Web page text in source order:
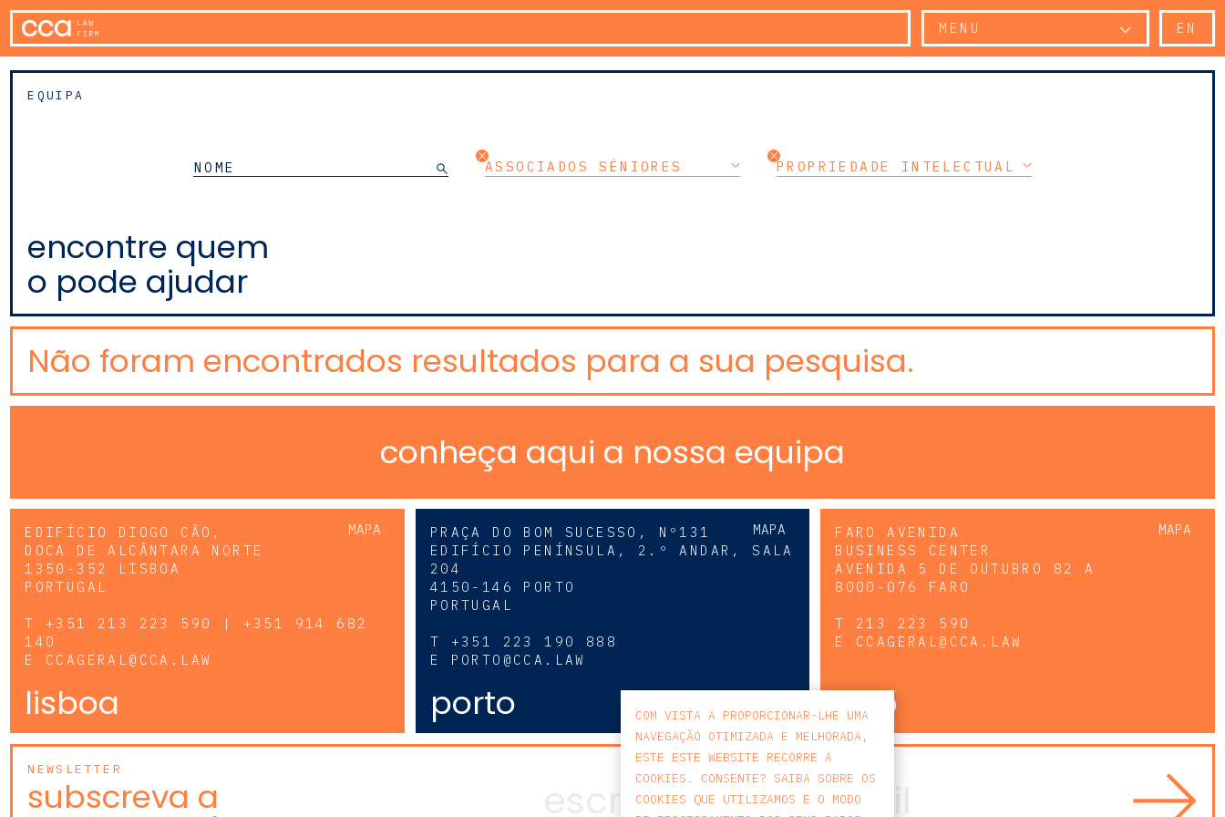
MENU EN
EQUIPA
ASSOCIADOS SÉNIORES PROPRIEDADE INTELECTUAL
encontre quem
o pode ajudar
Não foram encontrados resultados para a sua pesquisa.
conheça aqui a nossa equipa
MAPA
EDIFÍCIO DIOGO CÃO,
DOCA DE ALCÂNTARA NORTE
1350-352 LISBOA
PORTUGAL
T +351 213 223 590 | +351 914 682
140
E CCAGERAL@CCA.LAW
lisboa
MAPA
PRAÇA DO BOM SUCESSO, Nº131
EDIFÍCIO PENÍNSULA, 2.º ANDAR, SALA
204
4150-146 PORTO
PORTUGAL
T +351 223 190 888
E PORTO@CCA.LAW
porto
MAPA
FARO AVENIDA
BUSINESS CENTER
AVENIDA 5 DE OUTUBRO 82 A
8000-076 FARO
T 213 223 590
E CCAGERAL@CCA.LAW
faro
NEWSLETTER
subscreva a
COM VISTA A PROPORCIONAR-LHE UMA
NAVEGAÇÃO OTIMIZADA E MELHORADA,
ESTE ESTE WEBSITE RECORRE A
COOKIES. CONSENTE? SAIBA SOBRE OS
COOKIES QUE UTILIZAMOS E O MODO